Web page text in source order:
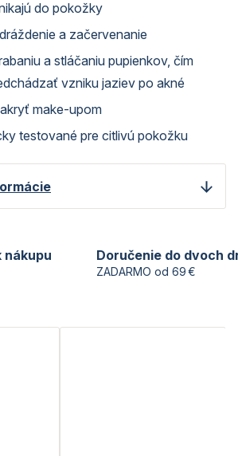
do pokožky
a začervenanie
a stláčaniu pupienkov, čím
vzniku jaziev po akné
make-upom
testované pre citlivú pokožku
nákupu Doručenie do dvoch
ZADARMO od 69 €